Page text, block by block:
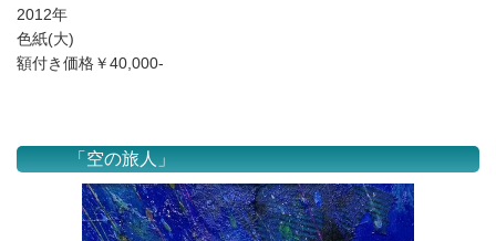
2012年
色紙(大)
額付き価格￥40,000-
「空の旅人」